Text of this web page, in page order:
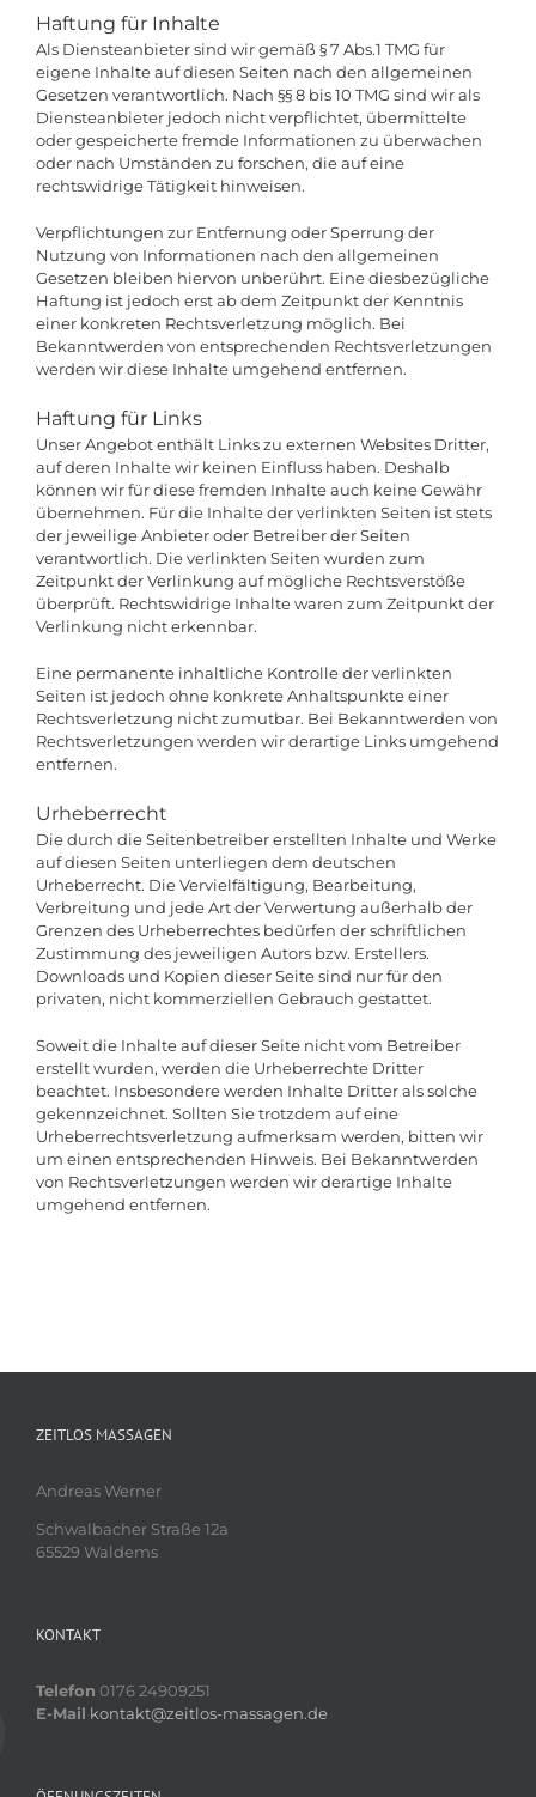
Haftung für Inhalte
Als Diensteanbieter sind wir gemäß § 7 Abs.1 TMG für
eigene Inhalte auf diesen Seiten nach den allgemeinen
Gesetzen verantwortlich. Nach §§ 8 bis 10 TMG sind wir als
Diensteanbieter jedoch nicht verpflichtet, übermittelte
oder gespeicherte fremde Informationen zu überwachen
oder nach Umständen zu forschen, die auf eine
rechtswidrige Tätigkeit hinweisen.
Verpflichtungen zur Entfernung oder Sperrung der
Nutzung von Informationen nach den allgemeinen
Gesetzen bleiben hiervon unberührt. Eine diesbezügliche
Haftung ist jedoch erst ab dem Zeitpunkt der Kenntnis
einer konkreten Rechtsverletzung möglich. Bei
Bekanntwerden von entsprechenden Rechtsverletzungen
werden wir diese Inhalte umgehend entfernen.
Haftung für Links
Unser Angebot enthält Links zu externen Websites Dritter,
auf deren Inhalte wir keinen Einfluss haben. Deshalb
können wir für diese fremden Inhalte auch keine Gewähr
übernehmen. Für die Inhalte der verlinkten Seiten ist stets
der jeweilige Anbieter oder Betreiber der Seiten
verantwortlich. Die verlinkten Seiten wurden zum
Zeitpunkt der Verlinkung auf mögliche Rechtsverstöße
überprüft. Rechtswidrige Inhalte waren zum Zeitpunkt der
Verlinkung nicht erkennbar.
Eine permanente inhaltliche Kontrolle der verlinkten
Seiten ist jedoch ohne konkrete Anhaltspunkte einer
Rechtsverletzung nicht zumutbar. Bei Bekanntwerden von
Rechtsverletzungen werden wir derartige Links umgehend
entfernen.
Urheberrecht
Die durch die Seitenbetreiber erstellten Inhalte und Werke
auf diesen Seiten unterliegen dem deutschen
Urheberrecht. Die Vervielfältigung, Bearbeitung,
Verbreitung und jede Art der Verwertung außerhalb der
Grenzen des Urheberrechtes bedürfen der schriftlichen
Zustimmung des jeweiligen Autors bzw. Erstellers.
Downloads und Kopien dieser Seite sind nur für den
privaten, nicht kommerziellen Gebrauch gestattet.
Soweit die Inhalte auf dieser Seite nicht vom Betreiber
erstellt wurden, werden die Urheberrechte Dritter
beachtet. Insbesondere werden Inhalte Dritter als solche
gekennzeichnet. Sollten Sie trotzdem auf eine
Urheberrechtsverletzung aufmerksam werden, bitten wir
um einen entsprechenden Hinweis. Bei Bekanntwerden
von Rechtsverletzungen werden wir derartige Inhalte
umgehend entfernen.
ZEITLOS MASSAGEN
Andreas Werner
Schwalbacher Straße 12a
65529 Waldems
KONTAKT
Telefon 0176 24909251
E-Mail kontakt@zeitlos-massagen.de